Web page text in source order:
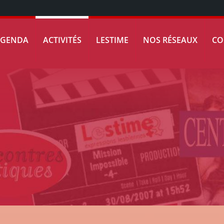
ACTIVITÉS LESTIME NOS RÉSEAUX